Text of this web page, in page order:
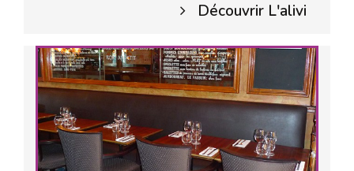
Découvrir L'alivi